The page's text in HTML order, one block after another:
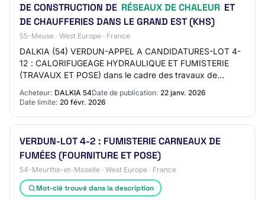
DE CONSTRUCTION DE RÉSEAUX DE CHALEUR ET
DE CHAUFFERIES DANS LE GRAND EST (KHS)
55-Meuse · West Europe · France
DALKIA (54) VERDUN-APPEL A CANDIDATURES-LOT 4-
12 : CALORIFUGEAGE HYDRAULIQUE ET FUMISTERIE
(TRAVAUX ET POSE) dans le cadre des travaux de
le…
Acheteur: DALKIA 54Date de publication: 22 janv. 2026
Date limite: 20 févr. 2026
VERDUN-LOT 4-2 : FUMISTERIE CARNEAUX DE
FUMÉES (FOURNITURE ET POSE)
54-Meurthe-et-Moselle · West Europe · France
Mot-clé trouvé dans la description